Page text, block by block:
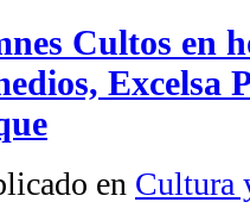
Cultos en
Excelsa
en Cultura